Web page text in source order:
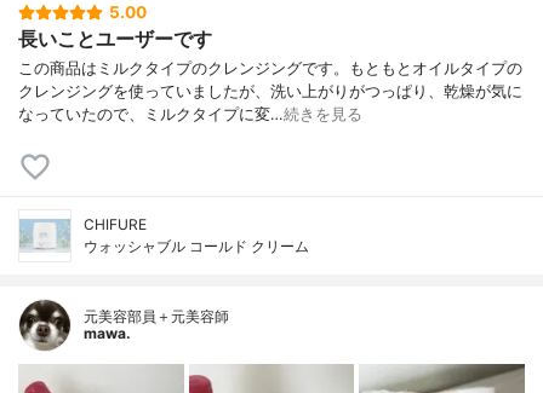
5.00
長いことユーザーです
この商品はミルクタイプのクレンジングです。もともとオイルタイプの
クレンジングを使っていましたが、洗い上がりがつっぱり、乾燥が気に
なっていたので、ミルクタイプに変…続きを見る
CHIFURE
ウォッシャブル コールド クリーム
元美容部員＋元美容師
mawa.